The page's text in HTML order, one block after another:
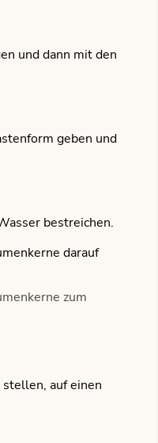
und dann mit den
geben und
bestreichen.
darauf
zum
auf einen